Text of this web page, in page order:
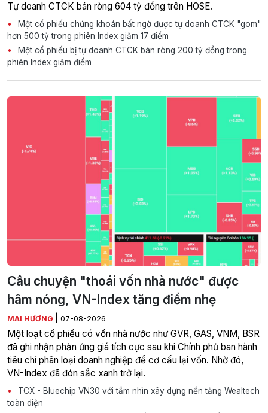
Tự doanh CTCK bán ròng 604 tỷ đồng trên HOSE.
Một cổ phiếu chứng khoán bất ngờ được tự doanh CTCK "gom"
hơn 500 tỷ trong phiên Index giảm 17 điểm
Một cổ phiếu bị tự doanh CTCK bán ròng 200 tỷ đồng trong
phiên Index giảm điểm
Câu chuyện "thoái vốn nhà nước" được
hâm nóng, VN-Index tăng điểm nhẹ
MAI HƯƠNG 07-08-2026
Một loạt cổ phiếu có vốn nhà nước như GVR, GAS, VNM, BSR
đã ghi nhận phản ứng giá tích cực sau khi Chính phủ ban hành
tiêu chí phân loại doanh nghiệp để cơ cấu lại vốn. Nhờ đó,
VN-Index đã đón sắc xanh trở lại.
TCX - Bluechip VN30 với tầm nhìn xây dựng nền tảng Wealtech
toàn diện